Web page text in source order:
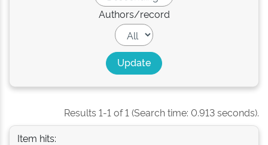
Authors/record
Results 1-1 of 1 (Search time: 0.913 seconds).
Item hits: